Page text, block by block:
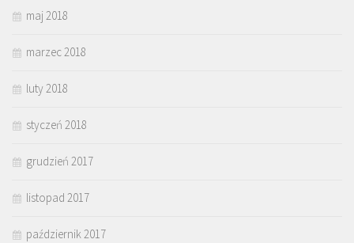
maj 2018
marzec 2018
luty 2018
styczeń 2018
grudzień 2017
listopad 2017
październik 2017